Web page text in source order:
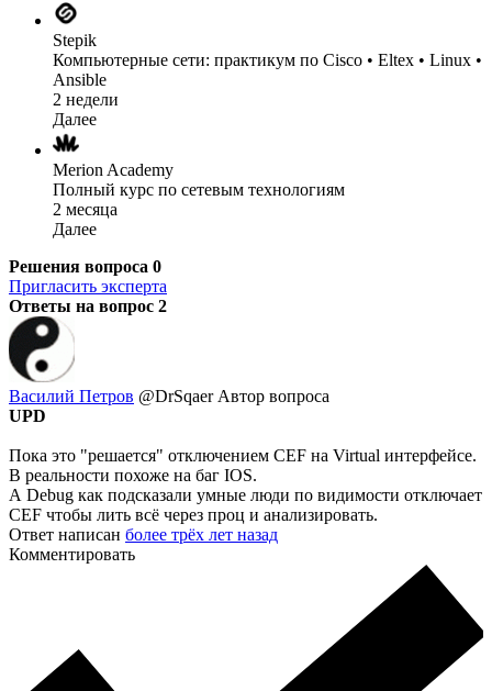
Stepik
Компьютерные сети: практикум по Cisco • Eltex • Linux •
Ansible
2 недели
Далее
Merion Academy
Полный курс по сетевым технологиям
2 месяца
Далее
Решения вопроса 0
Пригласить эксперта
Ответы на вопрос 2
Василий Петров @DrSqaer Автор вопроса
UPD
Пока это "решается" отключением CEF на Virtual интерфейсе.
В реальности похоже на баг IOS.
А Debug как подсказали умные люди по видимости отключает
CEF чтобы лить всё через проц и анализировать.
Ответ написан более трёх лет назад
Комментировать